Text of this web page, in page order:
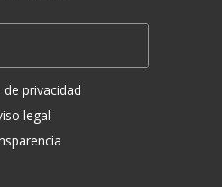
de privacidad
legal